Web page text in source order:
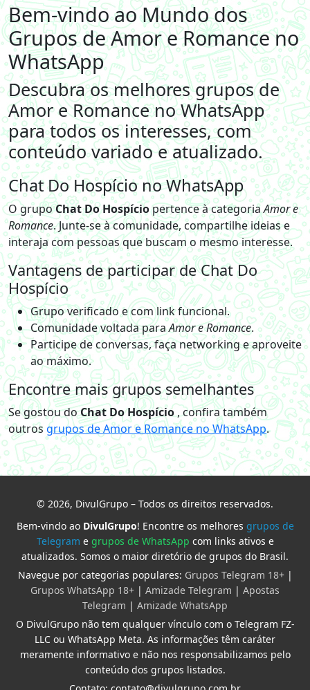
Bem-vindo ao Mundo dos
Grupos de Amor e Romance no
WhatsApp
Descubra os melhores grupos de
Amor e Romance no WhatsApp
para todos os interesses, com
conteúdo variado e atualizado.
Chat Do Hospício no WhatsApp
O grupoChat Do Hospíciopertence à categoriaAmor e
Romance. Junte-se à comunidade, compartilhe ideias e
interaja com pessoas que buscam o mesmo interesse.
Vantagens de participar de Chat Do
Hospício
Grupo verificado e com link funcional.
Comunidade voltada paraAmor e Romance.
Participe de conversas, faça networking e aproveite
ao máximo.
Encontre mais grupos semelhantes
Se gostou doChat Do Hospício, confira também
outros grupos de Amor e Romance no WhatsApp.
© 2026, DivulGrupo – Todos os direitos reservados.
Bem-vindo ao DivulGrupo! Encontre os melhores grupos de
Telegram e grupos de WhatsApp com links ativos e
atualizados. Somos o maior diretório de grupos do Brasil.
Navegue por categorias populares: Grupos Telegram 18+|
Grupos WhatsApp 18+ | Amizade Telegram | Apostas
Telegram | Amizade WhatsApp
O DivulGrupo não tem qualquer vínculo com o Telegram FZ-
LLC ou WhatsApp Meta. As informações têm caráter
meramente informativo e não nos responsabilizamos pelo
conteúdo dos grupos listados.